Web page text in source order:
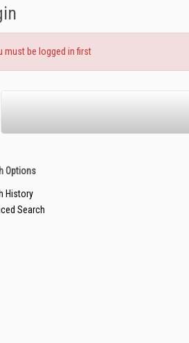
must be logged in first
Options
History
Search